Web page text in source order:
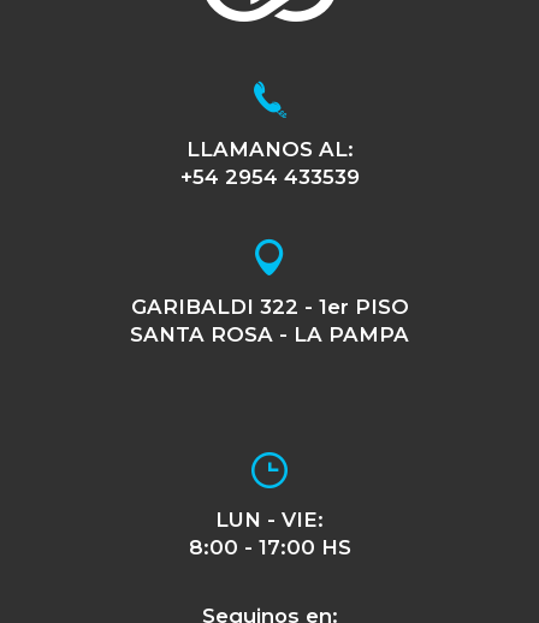
LLAMANOS AL:
+54 2954 433539
GARIBALDI 322 - 1er PISO
SANTA ROSA - LA PAMPA
LUN - VIE:
8:00 - 17:00 HS
Seguinos en: